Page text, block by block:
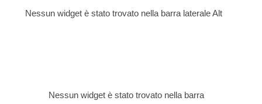
Nessun widget è stato trovato nella barra laterale Alt
Nessun widget è stato trovato nella barra